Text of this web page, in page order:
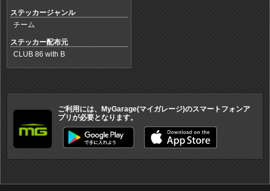
ステッカージャンル
チーム
ステッカー配布元
CLUB 86 with B
ご利用には、MyGarage(マイガレージ)のスマートフォンア
プリが必要となります。